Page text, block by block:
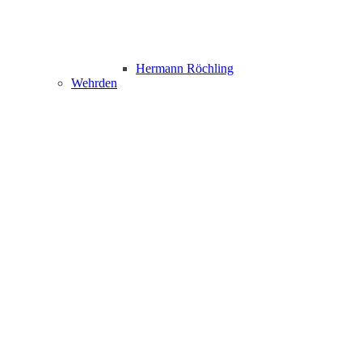
Hermann Röchling
Wehrden